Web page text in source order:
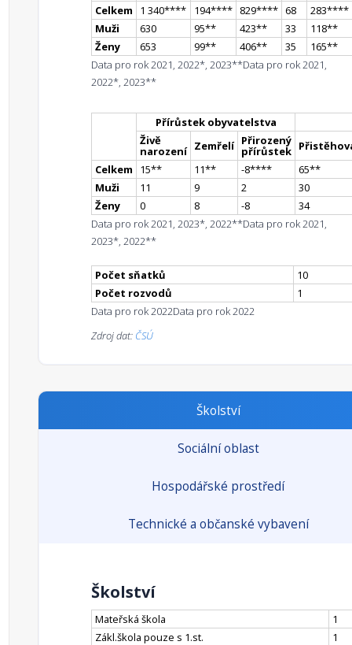
Celkem
1 340**** 194**** 829**** 68 283****
Muži
630 95** 423** 33 118**
Ženy
653 99** 406** 35 165**
Data pro rok 2021, 2022*, 2023**Data pro rok 2021,
2022*, 2023**
Přírůstek obyvatelstva
Živě
narození Zemřelí Přirozený
přírůstek
Celkem
15** 11** -8**** 65**
Muži
11 9 2
30
Ženy
0 8 -8
34
Data pro rok 2021, 2023*, 2022**Data pro rok 2021,
2023*, 2022**
Počet sňatků
10
Počet rozvodů
1
Data pro rok 2022Data pro rok 2022
Zdroj dat: ČSÚ
Školství
Sociální oblast
Hospodářské prostředí
Technické a občanské vybavení
Školství
Mateřská škola
1
Zákl.škola pouze s 1.st.
1